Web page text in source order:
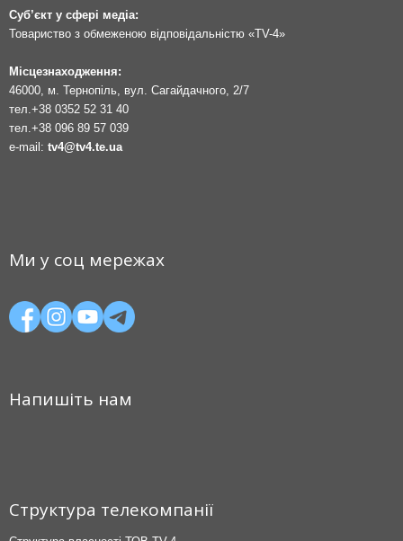
Суб’єкт у сфері медіа:
Товариство з обмеженою відповідальністю «TV-4»
Місцезнаходження:
46000, м. Тернопіль, вул. Сагайдачного, 2/7
тел. +38 0352 52 31 40
тел. +38 096 89 57 039
e-mail: tv4@tv4.te.ua
Ми у соц мережах
Напишіть нам
Структура телекомпанії